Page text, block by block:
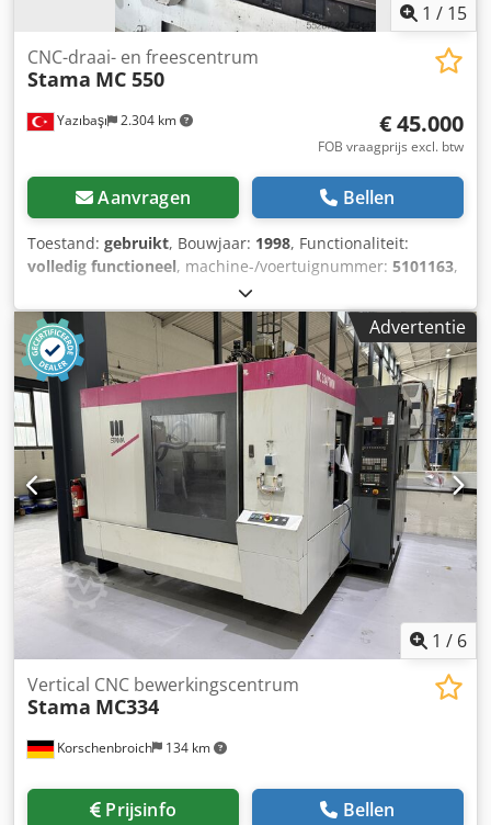
1 / 15
Yazıbaşı 2.304 km
CNC-draai- en freescentrum
Stama MC 550
€ 45.000
FOB vraagprijs excl. btw
Aanvragen Bellen
Toestand: gebruikt, Bouwjaar: 1998, Functionaliteit:
volledig functioneel, machine-/voertuignummer: 5101163,
30.000 W
3.000 mm, verplaatsing Y-as:1.000 mm,
verplaatsingsafstand Z-as:700 mm, type ingangsstroom:
driefasig
, aanvoersnelheid X-as:20 m/min,
voeringssnelheid Y-as:
20 m/min, voedingssnelheid Z-as:
20 m/min, totale hoogte: , totale lengte:9.100
mm
, totale breedte:7.300 mm
, afstand van het midden
van de tafel tot de spindelneus:950 mm, totaalgewicht:
29.000 kg
, ingangsspanning: 400 V , werkstuklengte (max.):
3.000 mm
, werkstukbreedte (max.): 1.000 mm,
werkstukhoogte (max.):700 mm, koelmiddelaanvoer:
, tafel lengte: 3.500 mm, tafelhoogte: 900 mm ,
tafelbreedte:1.200 mm
, aantal posities in het
gereedschapsmagazijn:45, Uitrusting:
documentatie /
handleiding, spanenafvoer, De machine is in goede staat
en functioneert naar behoren. Er zijn geen problemen.
Credpfezq Rz Dsx Ac Aef
Advertentie
1 / 6
Korschenbroich 134 km
Vertical CNC bewerkingscentrum
Stama MC334
Prijsinfo Bellen